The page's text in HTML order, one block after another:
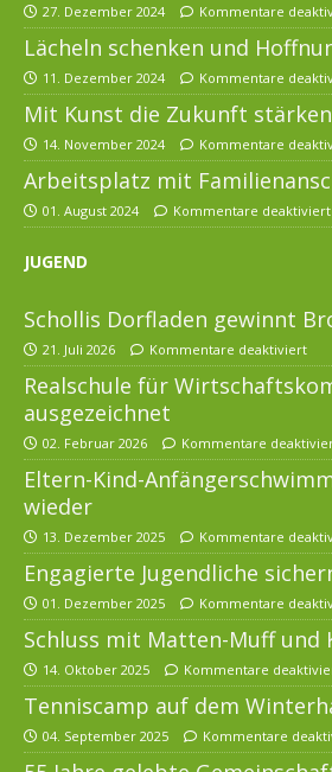
27. Dezember 2024 Kommentare
Lächeln schenken und
11. Dezember 2024 Kommentare
Mit Kunst die Zukunft stärken
14. November 2024 Kommentare
Arbeitsplatz mit
01. August 2024 Kommentare deaktiviert
JUGEND
Schollis Dorfladen gewinnt
21. Juli 2026 Kommentare deaktiviert
Realschule für
ausgezeichnet
02. Februar 2026 Kommentare
Eltern-Kind-
wieder
13. Dezember 2025 Kommentare
Engagierte Jugendliche
01. Dezember 2025 Kommentare
Schluss mit Matten-Muff und
14. Oktober 2025 Kommentare
Tenniscamp auf dem
04. September 2025 Kommentare